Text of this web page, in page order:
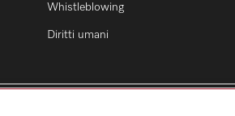
Whistleblowing
Diritti umani